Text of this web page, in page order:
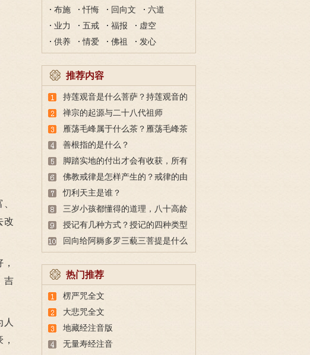
改
吉
布施
忏悔 回向文
六道
业力
五戒 福报
虚空
供养
情爱 佛祖 发心
推荐内容
持莲观音是什么菩萨？持莲观音的
故事
禅宗的起源与二十八代祖师
雁荡毛峰属于什么茶？雁荡毛峰茶
的特点与由来
善根指的是什么？
脚踏实地的付出才会有收获，所有
的付出都不会白费
佛教戒律是怎样产生的？戒律的由
来
忉利天主是谁？
三岁小孩都懂得的道理，八十高龄
也未必做得到
授记有几种方式？授记的四种类型
回向给阿耨多罗三藐三菩提是什么
热门推荐
楞严咒全文
大悲咒全文
地藏经注音版
无量寿经注音